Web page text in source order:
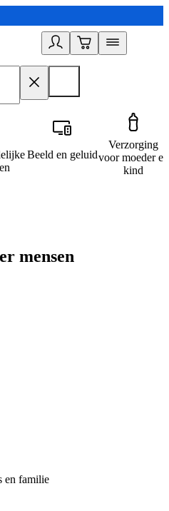
Beeld en geluid
Verzorging
voor moeder en
kind
mensen
en familie